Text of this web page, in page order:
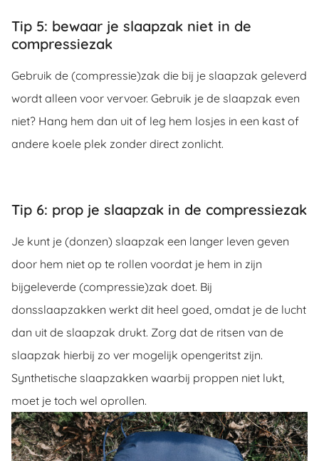
Tip 5: bewaar je slaapzak niet in de
compressiezak
Gebruik de (compressie)zak die bij je slaapzak geleverd
wordt alleen voor vervoer. Gebruik je de slaapzak even
niet? Hang hem dan uit of leg hem losjes in een kast of
andere koele plek zonder direct zonlicht.
Tip 6: prop je slaapzak in de compressiezak
Je kunt je (donzen) slaapzak een langer leven geven
door hem niet op te rollen voordat je hem in zijn
bijgeleverde (compressie)zak doet. Bij
donsslaapzakken werkt dit heel goed, omdat je de lucht
dan uit de slaapzak drukt. Zorg dat de ritsen van de
slaapzak hierbij zo ver mogelijk opengeritst zijn.
Synthetische slaapzakken waarbij proppen niet lukt,
moet je toch wel oprollen.